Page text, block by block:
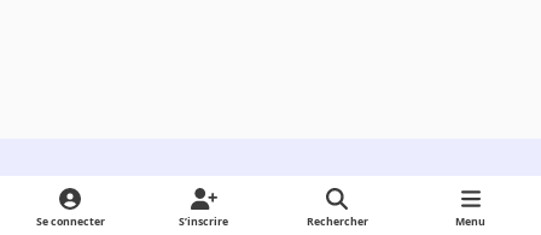
Light ModeDark ModeSystem Preference
Se connecter S’inscrire Rechercher Menu